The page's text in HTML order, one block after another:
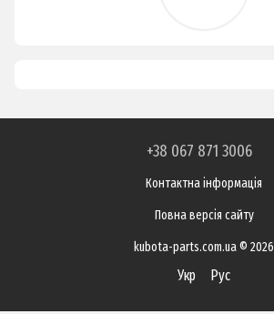
+38 067 871 3006
Контактна інформація
Повна версія сайту
kubota-parts.com.ua © 2026
Укр Рус